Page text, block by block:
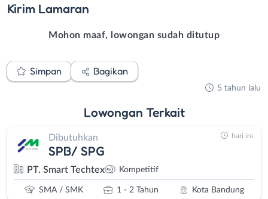
Kirim Lamaran
Mohon maaf, lowongan sudah ditutup
Simpan Bagikan
5 tahun lalu
Lowongan Terkait
Dibutuhkan
SPB/ SPG
PT. Smart Techtex Kompetitif
SMA / SMK 1 - 2 Tahun Kota Bandung
hari ini